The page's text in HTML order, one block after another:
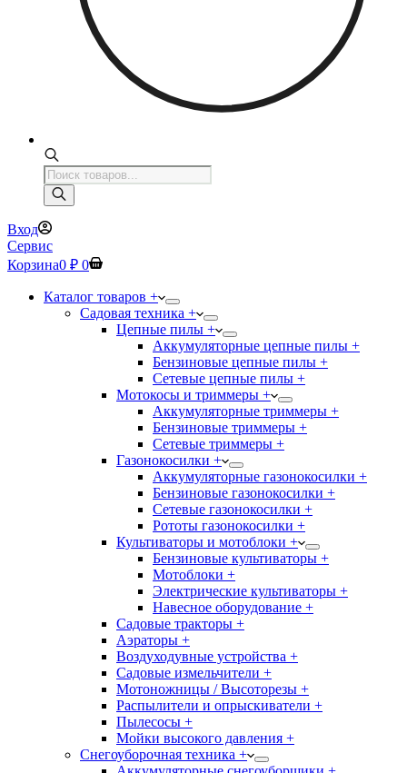
Поиск
товаров
Вход
Сервис
Корзина0 ₽ 0
Каталог товаров +
Садовая техника +
Цепные пилы +
Аккумуляторные цепные пилы +
Бензиновые цепные пилы +
Сетевые цепные пилы +
Мотокосы и триммеры +
Аккумуляторные триммеры +
Бензиновые триммеры +
Сетевые триммеры +
Газонокосилки +
Аккумуляторные газонокосилки +
Бензиновые газонокосилки +
Сетевые газонокосилки +
Рототы газонокосилки +
Культиваторы и мотоблоки +
Бензиновые культиваторы +
Мотоблоки +
Электрические культиваторы +
Навесное оборудование +
Садовые тракторы +
Аэраторы +
Воздуходувные устройства +
Садовые измельчители +
Мотоножницы / Высоторезы +
Распылители и опрыскиватели +
Пылесосы +
Мойки высокого давления +
Снегоуборочная техника +